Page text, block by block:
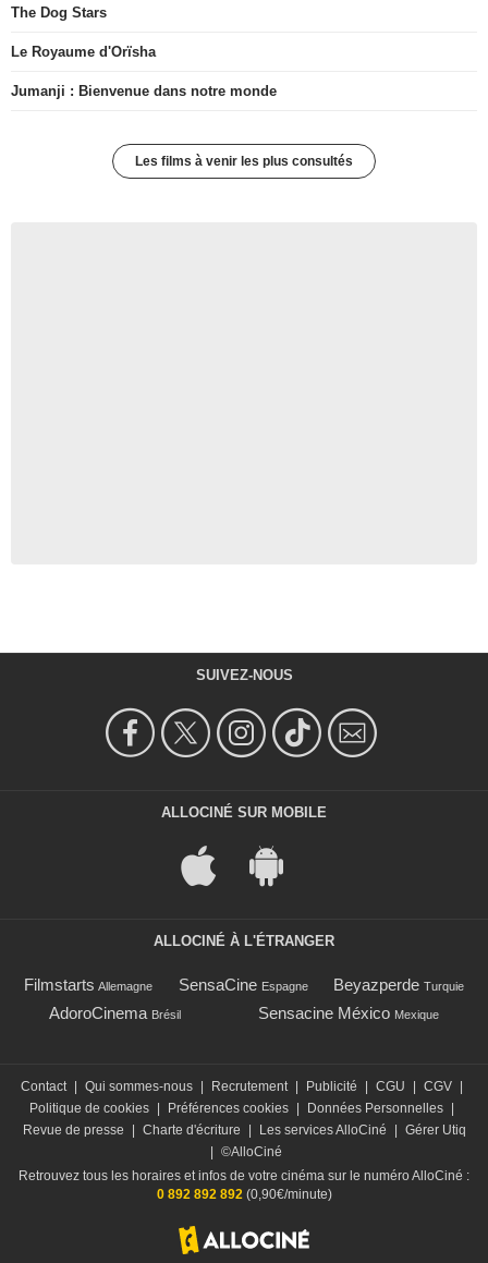
The Dog Stars
Le Royaume d'Orïsha
Jumanji : Bienvenue dans notre monde
Les films à venir les plus consultés
SUIVEZ-NOUS
ALLOCINÉ SUR MOBILE
ALLOCINÉ À L'ÉTRANGER
Filmstarts Allemagne SensaCine Espagne Beyazperde Turquie
AdoroCinema Brésil Sensacine México Mexique
Contact Qui sommes-nous Recrutement Publicité CGU CGV
Politique de cookies
Préférences cookies Données Personnelles
Revue de presse
Charte d'écriture Les services AlloCiné
Gérer Utiq
©AlloCiné
Retrouvez tous les horaires et infos de votre cinéma sur le numéro AlloCiné :
0 892 892 892(0,90€/minute)